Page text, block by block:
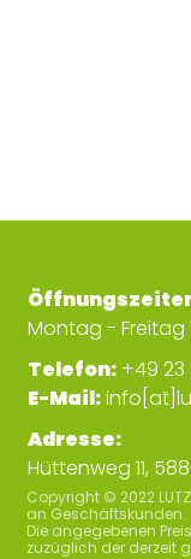
Montag - Freitag
Telefon: +49
E-Mail:
Adresse:
Hüttenweg 11,
Copyright © 2022
an Geschäftskunden.
Die angegebenen
zuzüglich der derzeit